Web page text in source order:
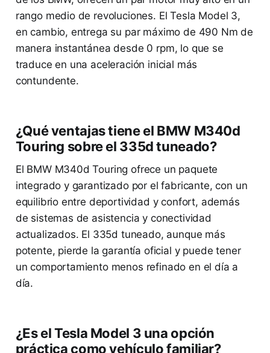
rango medio de revoluciones. El Tesla Model 3,
en cambio, entrega su par máximo de 490 Nm de
manera instantánea desde 0 rpm, lo que se
traduce en una aceleración inicial más
contundente.
¿Qué ventajas tiene el BMW M340d
Touring sobre el 335d tuneado?
El BMW M340d Touring ofrece un paquete
integrado y garantizado por el fabricante, con un
equilibrio entre deportividad y confort, además
de sistemas de asistencia y conectividad
actualizados. El 335d tuneado, aunque más
potente, pierde la garantía oficial y puede tener
un comportamiento menos refinado en el día a
día.
¿Es el Tesla Model 3 una opción
práctica como vehículo familiar?